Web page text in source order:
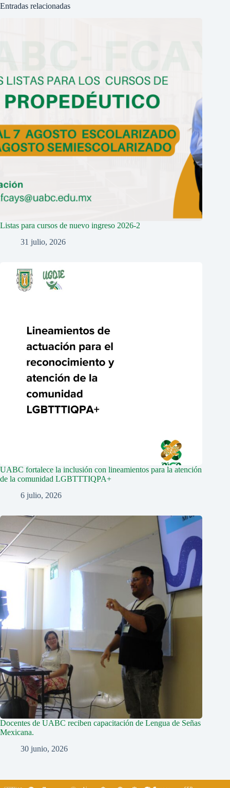
Entradas relacionadas
Listas para cursos de nuevo ingreso 2026-2
31 julio, 2026
UABC fortalece la inclusión con lineamientos para la atención
de la comunidad LGBTTTIQPA+
6 julio, 2026
Docentes de UABC reciben capacitación de Lengua de Señas
Mexicana.
30 junio, 2026